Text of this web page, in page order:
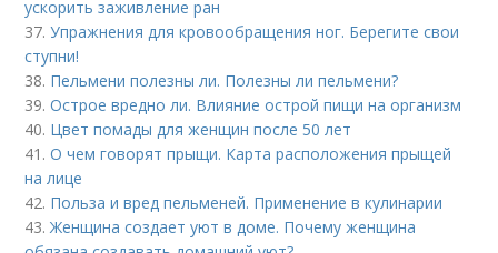
ускорить заживление ран
37.Упражнения для кровообращения ног. Берегите свои
ступни!
38. Пельмени полезны ли. Полезны ли пельмени?
39.Острое вредно ли. Влияние острой пищи на организм
40. Цвет помады для женщин после 50 лет
41.О чем говорят прыщи. Карта расположения прыщей
на лице
42. Польза и вред пельменей. Применение в кулинарии
43.Женщина создает уют в доме. Почему женщина